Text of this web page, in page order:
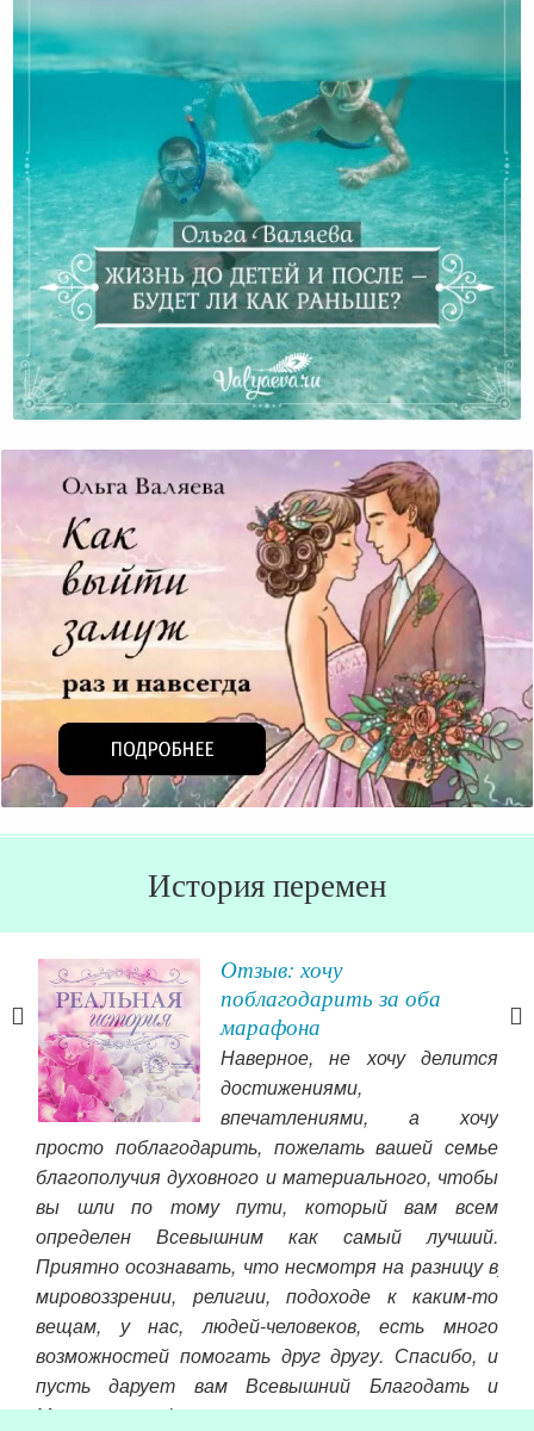
Жизнь До Детей И После – Будет Ли Как Раньше?
История перемен
Отзыв: хочу
поблагодарить за оба
марафона
Наверное, не хочу делится
достижениями,
впечатлениями, а хочу
просто поблагодарить, пожелать вашей семье
благополучия духовного и материального, чтобы
вы шли по тому пути, который вам всем
определен Всевышним как самый лучший.
Приятно осознавать, что несмотря на разницу в
мировоззрении, религии, подоходе к каким-то
вещам, у нас, людей-человеков, есть много
возможностей помогать друг другу. Спасибо, и
пусть дарует вам Всевышний Благодать и
Милость свою!